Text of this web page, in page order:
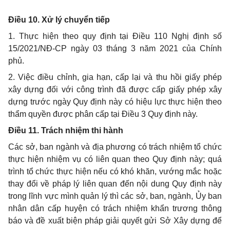
Điều 10. Xử lý chuyển tiếp
1. Thực hiện theo quy định tại Điều 110 Nghị định số
15/2021/NĐ-CP ngày 03 tháng 3 năm 2021 của Chính
phủ.
2. Việc điều chỉnh, gia hạn, cấp lại và thu hồi giấy phép
xây dựng đối với công trình đã được cấp giấy phép xây
dựng trước ngày Quy định này có hiệu lực thực hiện theo
thẩm quyền được phân cấp tại Điều 3 Quy định này.
Điều 11. Trách nhiệm thi hành
Các sở, ban ngành và địa phương có trách nhiệm tổ chức
thực hiện nhiệm vụ có liên quan theo Quy định này; quá
trình tổ chức thực hiện nếu có khó khăn, vướng mắc hoặc
thay đổi về pháp lý liên quan đến nội dung Quy định này
trong lĩnh vực mình quản lý thì các sở, ban, ngành, Ủy ban
nhân dân cấp huyện có trách nhiệm khẩn trương thông
báo và đề xuất biện pháp giải quyết gửi Sở Xây dựng để